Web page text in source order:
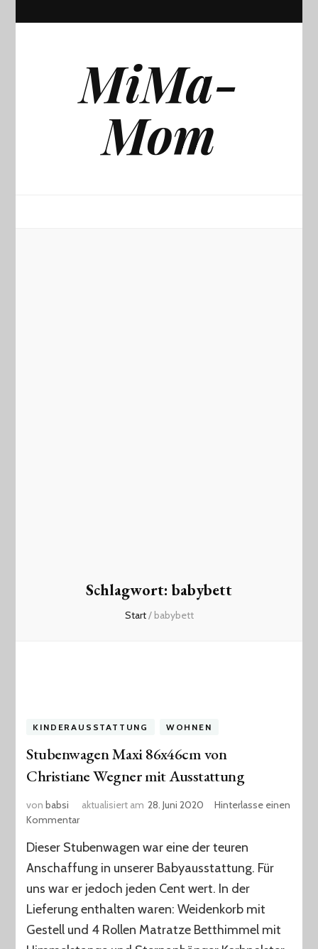
MiMa-
Mom
Schlagwort: babybett
Start/ babybett
KINDERAUSSTATTUNG WOHNEN
Stubenwagen Maxi 86x46cm von
Christiane Wegner mit Ausstattung
vonbabsi aktualisiert am 28. Juni 2020
Hinterlasse einen
Kommentarzu
Maxi
86x46cm
von
Christiane
Wegner
mit
Ausstattung
Dieser Stubenwagen war eine der teuren
Anschaffung in unserer Babyausstattung. Für
uns war er jedoch jeden Cent wert. In der
Lieferung enthalten waren: Weidenkorb mit
Gestell und 4 Rollen Matratze Betthimmel mit